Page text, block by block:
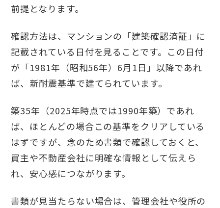
前提となります。
確認方法は、マンションの「建築確認済証」に
記載されている日付を見ることです。この日付
が「1981年（昭和56年）6月1日」以降であれ
ば、新耐震基準で建てられています。
築35年（2025年時点では1990年築）であれ
ば、ほとんどの場合この基準をクリアしている
はずですが、念のため書類で確認しておくと、
買主や不動産会社に明確な情報として伝えら
れ、安心感につながります。
書類が見当たらない場合は、管理会社や役所の